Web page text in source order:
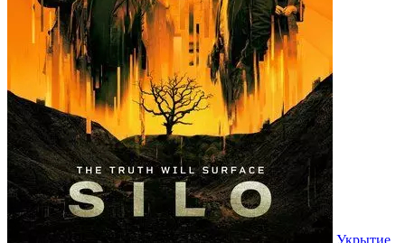
Укрытие